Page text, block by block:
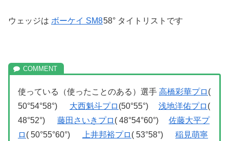
ウェッジは ボーケイ SM858° タイトリストです
使っている（使ったことのある）選手 高橋彩華プロ (
50°54°58°) 大西魁斗プロ (50°55°) 浅地洋佑プロ (
48°52°) 藤田さいきプロ ( 48°54°60°) 佐藤大平プ
ロ ( 50°55°60°) 上井邦裕プロ ( 53°58°) 稲見萌寧